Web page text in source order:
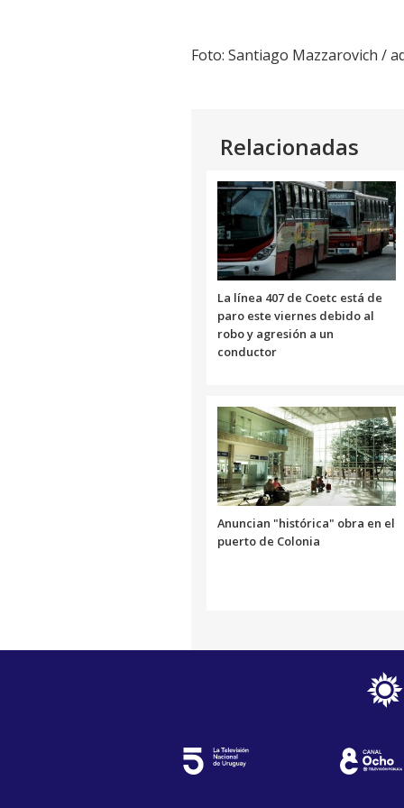
Foto: Santiago Mazzarovich /
Relacionadas
La línea 407 de Coetc está de
paro este viernes debido al
robo y agresión a un
conductor
Anuncian "histórica" obra en el
puerto de Colonia